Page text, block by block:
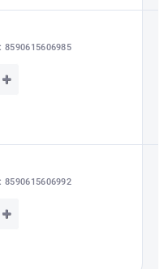
8590615606985
+
8590615606992
+